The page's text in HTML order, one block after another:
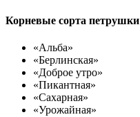
Корневые сорта петрушки
«Альба»
«Берлинская»
«Доброе утро»
«Пикантная»
«Сахарная»
«Урожайная»